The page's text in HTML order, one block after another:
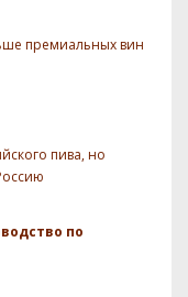
премиальных вин
пива, но
по